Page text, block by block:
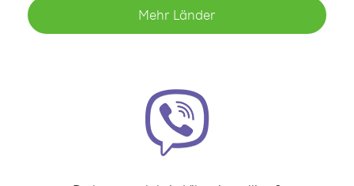
Mehr Länder